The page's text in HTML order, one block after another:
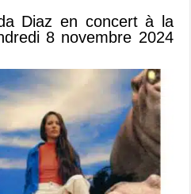
Diaz en concert à la
8 novembre 2024